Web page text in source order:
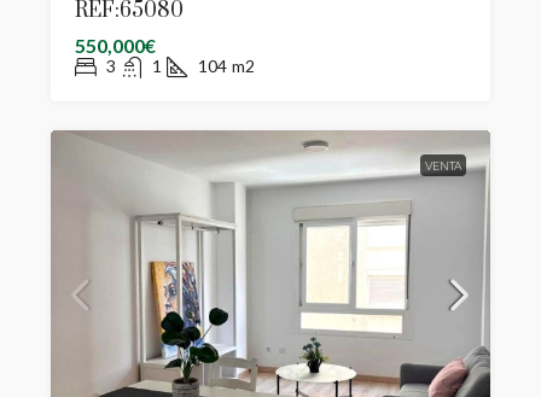
REF:65080
550,000€
3 1 104 m2
VENTA